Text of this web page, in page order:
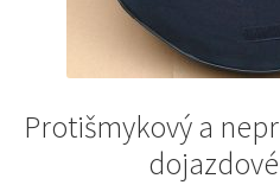
Protišmykový a